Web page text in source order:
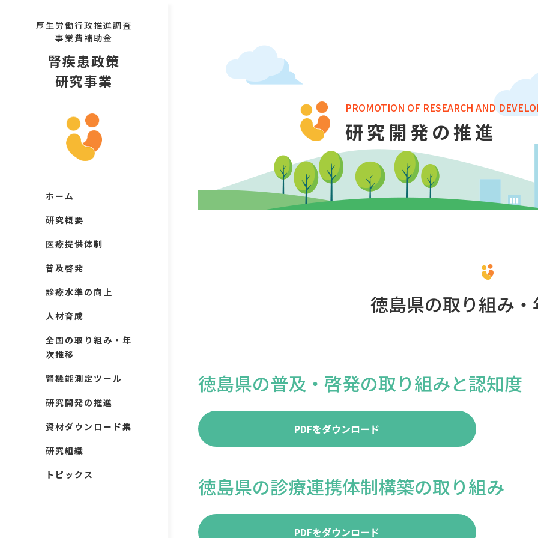
厚生労働行政推進調査
事業費補助金
腎疾患政策
研究事業
ホーム
研究概要
医療提供体制
普及啓発
診療水準の向上
人材育成
全国の取り組み・年
次推移
腎機能測定ツール
研究開発の推進
資材ダウンロード集
研究組織
トピックス
PROMOTION OF RESEARCH AND
研究開発の推進
徳島県の取り組み
徳島県の普及・啓発の取り組みと認知度
PDFをダウンロード
徳島県の診療連携体制構築の取り組み
PDFをダウンロード